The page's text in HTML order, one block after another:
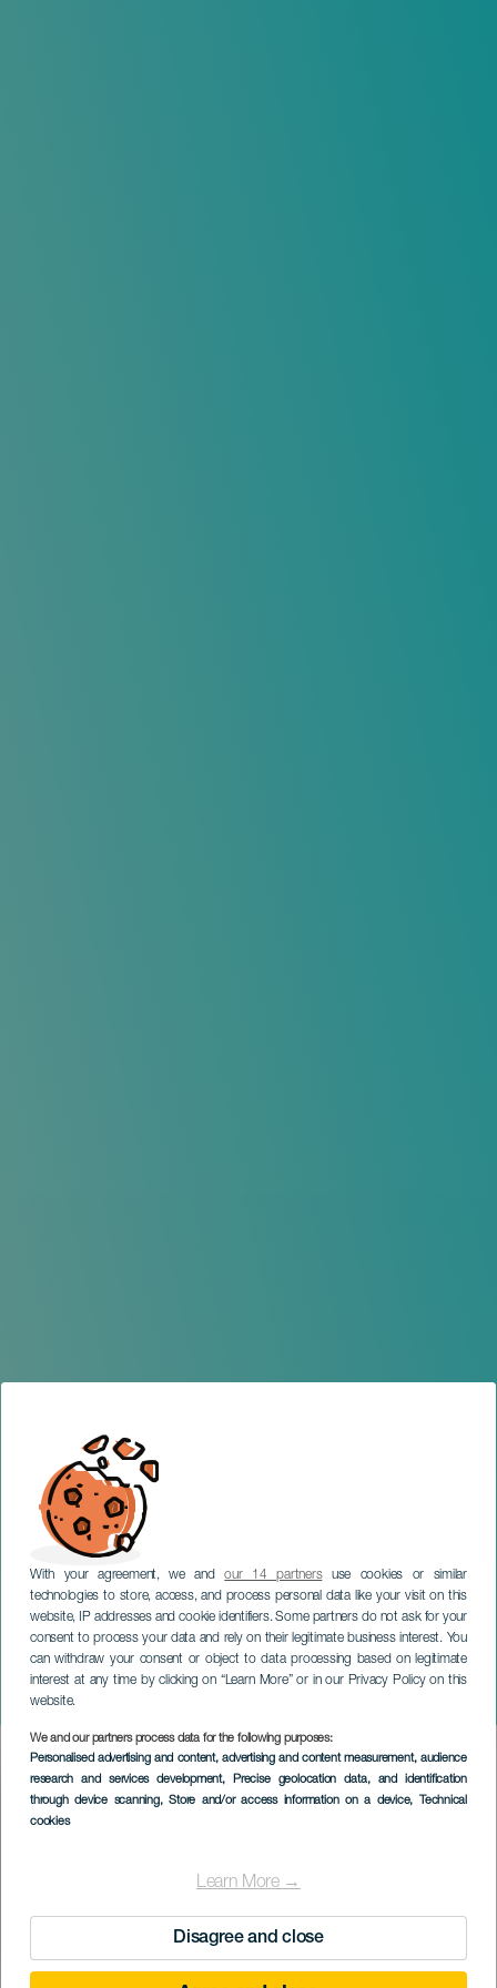
With your agreement, we andour 14 partnersuse cookies or similar
technologies to store, access, and process personal data like your visit on this
website, IP addresses and cookie identifiers. Some partners do not ask for your
consent to process your data and rely on their legitimate business interest. You
can withdraw your consent or object to data processing based on legitimate
interest at any time by clicking on “Learn More” or in our Privacy Policy on this
website.
We and our partners process data for the following purposes:
Personalised advertising and content, advertising and content measurement, audience
research and services development, Precise geolocation data, and identification
through device scanning, Store and/or access information on a device, Technical
cookies
Learn More →
Disagree and close
Valkoinen puolue La
Orotavassa
TENERIFFA
Imagen
Listado